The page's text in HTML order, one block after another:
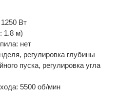
Вт
1.8 м)
нет
регулировка глубины
пуска, регулировка угла
5500 об/мин